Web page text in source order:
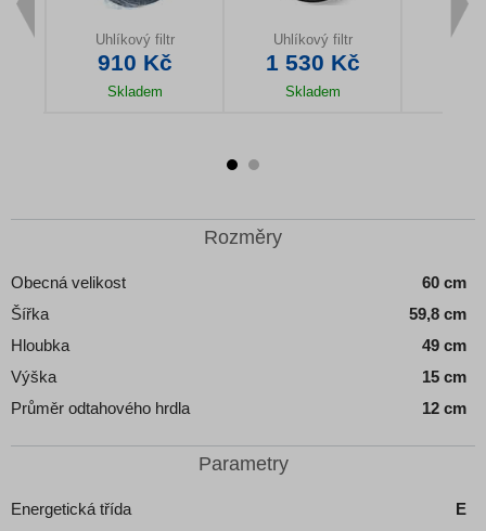
Uhlíkový filtr
910 Kč
Skladem
Uhlíkový filtr
1 530 Kč
Skladem
Rozměry
Obecná velikost
60 cm
Šířka
59,8 cm
Hloubka
49 cm
Výška
15 cm
Průměr odtahového hrdla
12 cm
Parametry
Energetická třída
E